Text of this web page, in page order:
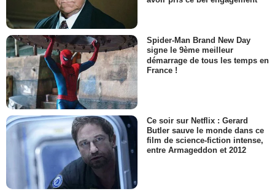
Spider-Man Brand New Day
signe le 9ème meilleur
démarrage de tous les temps en
France !
Ce soir sur Netflix : Gerard
Butler sauve le monde dans ce
film de science-fiction intense,
entre Armageddon et 2012